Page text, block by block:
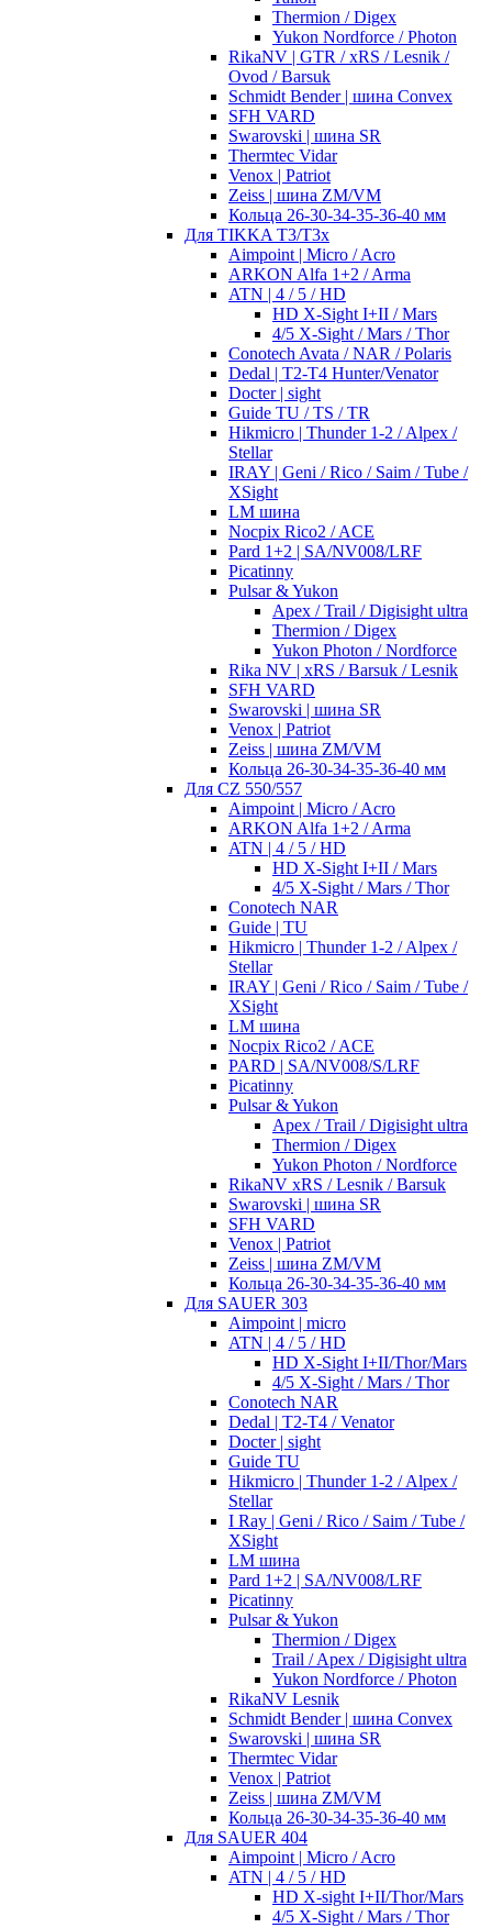
Thermion / Digex
Yukon Nordforce / Photon
RikaNV | GTR / xRS / Lesnik /
Ovod / Barsuk
Schmidt Bender | шина Convex
SFH VARD
Swarovski | шина SR
Thermtec Vidar
Venox | Patriot
Zeiss | шина ZM/VM
Кольца 26-30-34-35-36-40 мм
Для TIKKA T3/T3x
Aimpoint | Micro / Acro
ARKON Alfa 1+2 / Arma
ATN | 4 / 5 / HD
HD X-Sight I+II / Mars
4/5 X-Sight / Mars / Thor
Conotech Avata / NAR / Polaris
Dedal | T2-T4 Hunter/Venator
Docter | sight
Guide TU / TS / TR
Hikmicro | Thunder 1-2 / Alpex /
Stellar
IRAY | Geni / Rico / Saim / Tube /
XSight
LM шина
Nocpix Rico2 / ACE
Pard 1+2 | SA/NV008/LRF
Picatinny
Pulsar & Yukon
Apex / Trail / Digisight ultra
Thermion / Digex
Yukon Photon / Nordforce
Rika NV | xRS / Barsuk / Lesnik
SFH VARD
Swarovski | шина SR
Venox | Patriot
Zeiss | шина ZM/VM
Кольца 26-30-34-35-36-40 мм
Для CZ 550/557
Aimpoint | Micro / Acro
ARKON Alfa 1+2 / Arma
ATN | 4 / 5 / HD
HD X-Sight I+II / Mars
4/5 X-Sight / Mars / Thor
Conotech NAR
Guide | TU
Hikmicro | Thunder 1-2 / Alpex /
Stellar
IRAY | Geni / Rico / Saim / Tube /
XSight
LM шина
Nocpix Rico2 / ACE
PARD | SA/NV008/S/LRF
Picatinny
Pulsar & Yukon
Apex / Trail / Digisight ultra
Thermion / Digex
Yukon Photon / Nordforce
RikaNV xRS / Lesnik / Barsuk
Swarovski | шина SR
SFH VARD
Venox | Patriot
Zeiss | шина ZM/VM
Кольца 26-30-34-35-36-40 мм
Для SAUER 303
Aimpoint | micro
ATN | 4 / 5 / HD
HD X-Sight I+II/Thor/Mars
4/5 X-Sight / Mars / Thor
Conotech NAR
Dedal | T2-T4 / Venator
Docter | sight
Guide TU
Hikmicro | Thunder 1-2 / Alpex /
Stellar
I Ray | Geni / Rico / Saim / Tube /
XSight
LM шина
Pard 1+2 | SA/NV008/LRF
Picatinny
Pulsar & Yukon
Thermion / Digex
Trail / Apex / Digisight ultra
Yukon Nordforce / Photon
RikaNV Lesnik
Schmidt Bender | шина Convex
Swarovski | шина SR
Thermtec Vidar
Venox | Patriot
Zeiss | шина ZM/VM
Кольца 26-30-34-35-36-40 мм
Для SAUER 404
Aimpoint | Micro / Acro
ATN | 4 / 5 / HD
HD X-sight I+II/Thor/Mars
4/5 X-Sight / Mars / Thor